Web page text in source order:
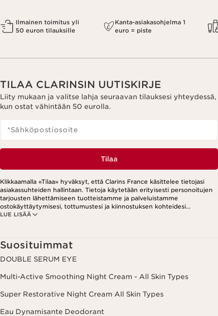
Ilmainen toimitus yli
50 euron tilauksille
Kanta-asiakasohjelma 1
euro = piste
TILAA CLARINSIN UUTISKIRJE
Liity mukaan ja valitse lahja seuraavan tilauksesi yhteydessä,
kun ostat vähintään 50 eurolla.
*Sähköpostiosoite
Tilaa
LUE LISÄÄ
Klikkaamalla «Tilaa» hyväksyt, että Clarins France käsittelee tietojasi
asiakassuhteiden hallintaan. Tietoja käytetään erityisesti personoitujen
tarjousten lähettämiseen tuotteistamme ja palveluistamme
ostokäyttäytymisesi, tottumustesi ja kiinnostuksen kohteidesi
perusteella. Tarjouksia voidaan esittää myös sosiaalisessa mediassa ja
klikkaamalla uutiskirjeen jokaisessa viestissä olevaa peruutuslinkkiä.
Lisätietoa tietojesi käsittelystä ja oikeuksistasi löydät
tietosuojakäytännöstämme.
Suosituimmat
DOUBLE SERUM EYE
Multi-Active Smoothing Night Cream - All Skin Types
Super Restorative Night Cream All Skin Types
Eau Dynamisante Deodorant